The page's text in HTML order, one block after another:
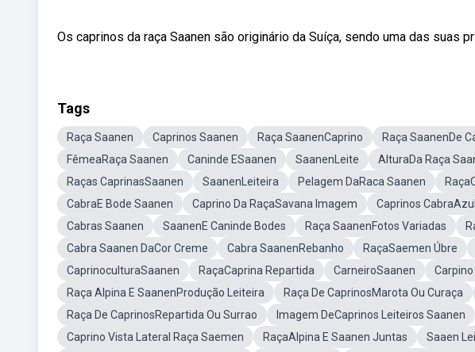
Os caprinos da raça Saanen são originário da Suíça, sendo uma das suas
Tags
Raça Saanen Caprinos Saanen Raça SaanenCaprino Raça SaanenDe
FêmeaRaça Saanen
Caninde ESaanen SaanenLeite AlturaDa Raça
Raças CaprinasSaanen
SaanenLeiteira Pelagem DaRaca Saanen
CabraE Bode Saanen
Caprino Da RaçaSavana Imagem Caprinos CabraAzul
Cabras Saanen
SaanenE Caninde Bodes Raça SaanenFotos Variadas
Cabra Saanen DaCor Creme
Cabra SaanenRebanho RaçaSaemen Úbre
CaprinoculturaSaanen
RaçaCaprina Repartida CarneiroSaanen
Raça Alpina E SaanenProdução Leiteira
Raça De CaprinosMarota Ou Curaça
Raça De CaprinosRepartida Ou Surrao
Imagem DeCaprinos Leiteiros Saanen
Caprino Vista Lateral Raça Saemen
RaçaAlpina E Saanen Juntas Saaen